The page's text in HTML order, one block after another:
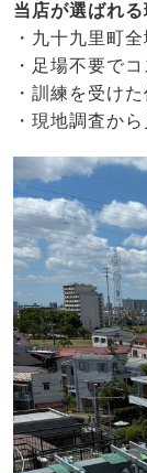
当店が選ばれる
・九十九里町
・足場不要で
・訓練を受け
・現地調査か